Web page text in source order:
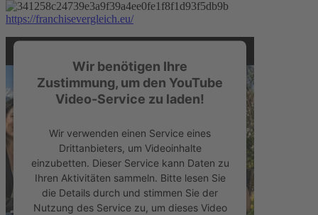
https://franchisevergleich.eu/
Wir benötigen Ihre
Zustimmung, um den YouTube
Video-Service zu laden!
Wir verwenden einen Service eines
Drittanbieters, um Videoinhalte
einzubetten. Dieser Service kann Daten zu
Ihren Aktivitäten sammeln. Bitte lesen Sie
die Details durch und stimmen Sie der
Nutzung des Service zu, um dieses Video